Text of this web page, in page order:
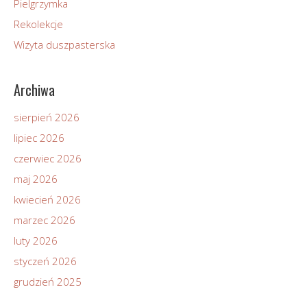
Pielgrzymka
Rekolekcje
Wizyta duszpasterska
Archiwa
sierpień 2026
lipiec 2026
czerwiec 2026
maj 2026
kwiecień 2026
marzec 2026
luty 2026
styczeń 2026
grudzień 2025